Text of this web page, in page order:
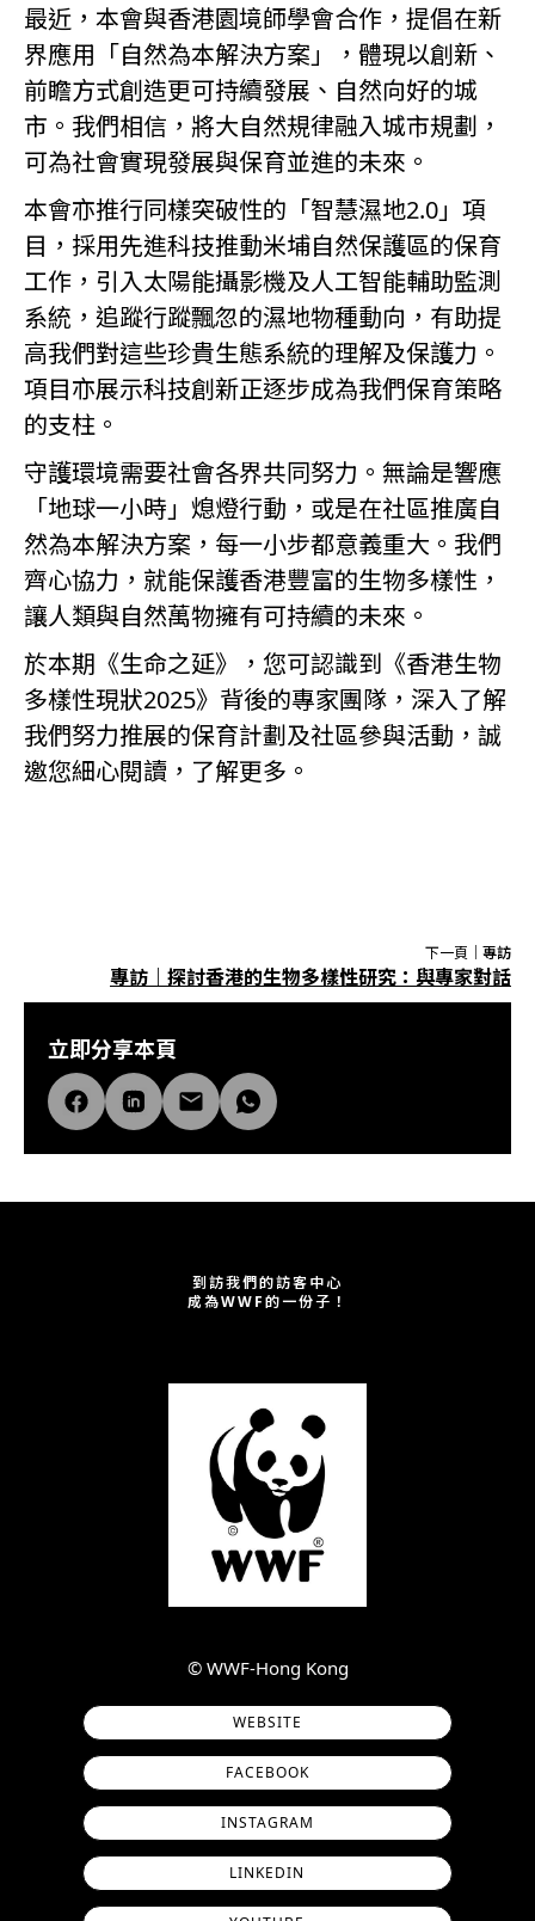
最近，本會與香港園境師學會合作，提倡在新
界應用「自然為本解決方案」，體現以創新、
前瞻方式創造更可持續發展、自然向好的城
市。我們相信，將大自然規律融入城市規劃，
可為社會實現發展與保育並進的未來。
本會亦推行同樣突破性的「智慧濕地2.0」項
目，採用先進科技推動米埔自然保護區的保育
工作，引入太陽能攝影機及人工智能輔助監測
系統，追蹤行蹤飄忽的濕地物種動向，有助提
高我們對這些珍貴生態系統的理解及保護力。
項目亦展示科技創新正逐步成為我們保育策略
的支柱。
守護環境需要社會各界共同努力。無論是響應
「地球一小時」熄燈行動，或是在社區推廣自
然為本解決方案，每一小步都意義重大。我們
齊心協力，就能保護香港豐富的生物多樣性，
讓人類與自然萬物擁有可持續的未來。
於本期《生命之延》，您可認識到《香港生物
多樣性現狀2025》背後的專家團隊，深入了解
我們努力推展的保育計劃及社區參與活動，誠
邀您細心閱讀，了解更多。
下一頁｜ 專訪
專訪｜探討香港的生物多樣性研究：與專家對話
立即分享本頁
到訪我們的訪客中心
成為WWF的一份子！
©︎ WWF-Hong Kong
WEBSITE
FACEBOOK
INSTAGRAM
LINKEDIN